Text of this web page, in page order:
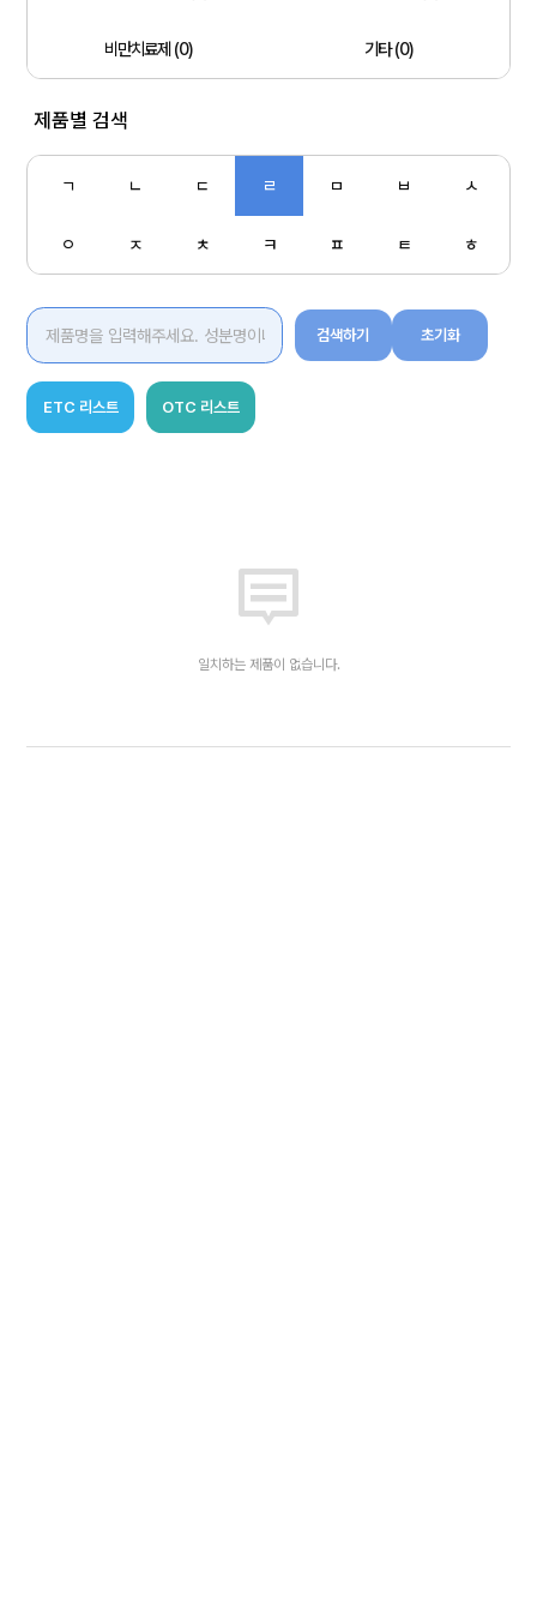
비만치료제 (0) 기타 (0)
제품별 검색
ㄱ ㄴ ㄷ ㄹ ㅁ ㅂ ㅅ
ㅇ ㅈ ㅊ ㅋ ㅍ ㅌ ㅎ
검색하기 초기화
ETC 리스트 OTC 리스트
일치하는 제품이 없습니다.